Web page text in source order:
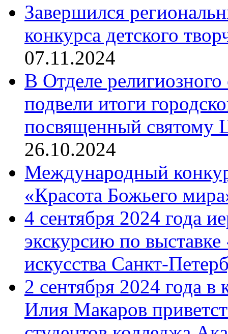
Завершился
конкурса детского
07.11.2024
В Отделе религиозного
подвели итоги
посвященный святому
26.10.2024
Международный
«Красота Божьего
4 сентября 2024 года
экскурсию по
искусства Санкт-
2 сентября 2024 года
Илия Макаров